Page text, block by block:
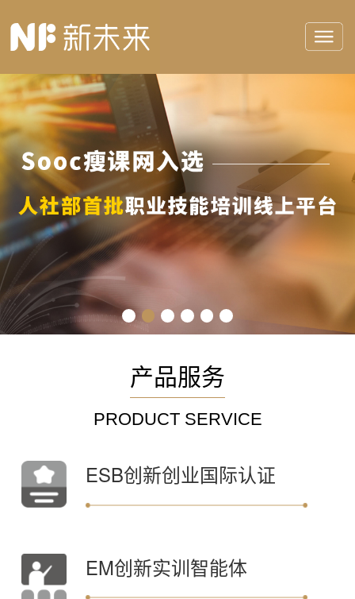
产品服务
PRODUCT SERVICE
ESB创新创业国际认证
EM创新实训智能体